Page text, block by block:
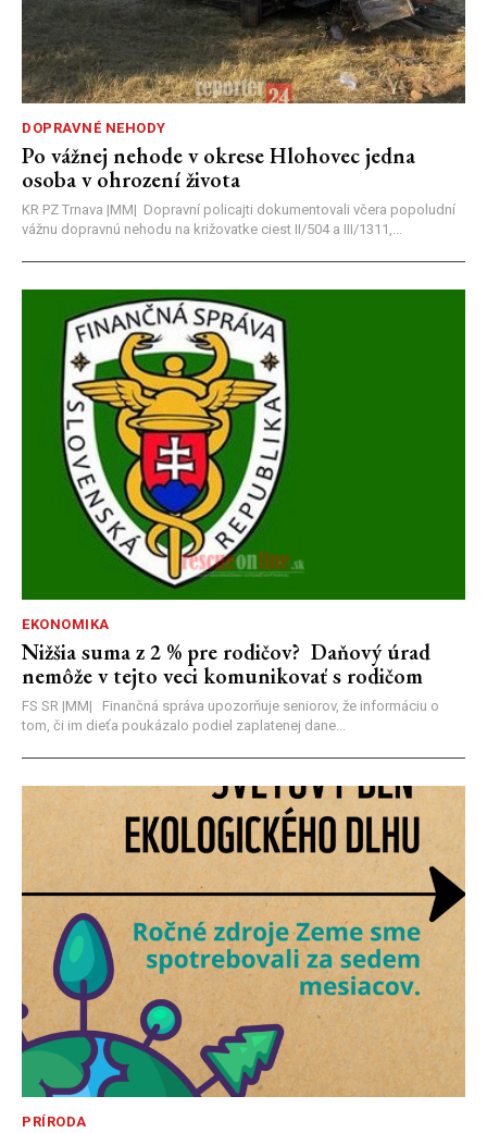
DOPRAVNÉ NEHODY
Po vážnej nehode v okrese Hlohovec jedna
osoba v ohrození života
KR PZ Trnava |MM| Dopravní policajti dokumentovali včera popoludní
vážnu dopravnú nehodu na križovatke ciest II/504 a III/1311,...
EKONOMIKA
Nižšia suma z 2 % pre rodičov? Daňový úrad
nemôže v tejto veci komunikovať s rodičom
FS SR |MM| Finančná správa upozorňuje seniorov, že informáciu o
tom, či im dieťa poukázalo podiel zaplatenej dane...
PRÍRODA